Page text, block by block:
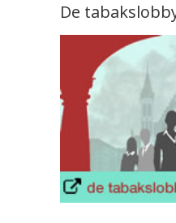
De